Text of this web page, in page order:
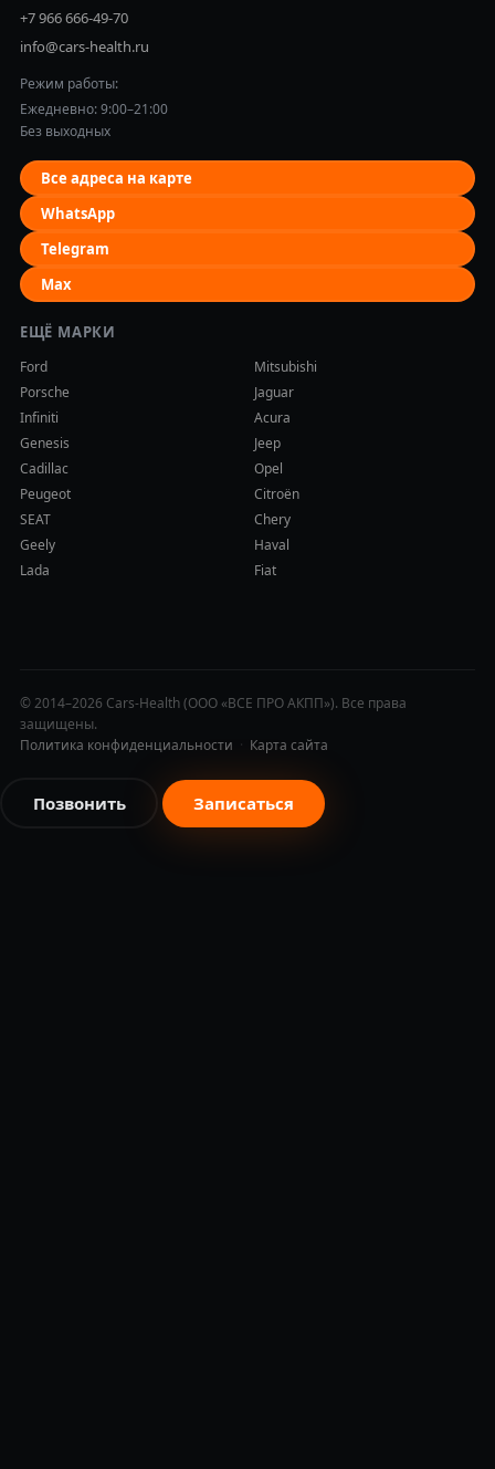
+7 966 666-49-70
info@cars-health.ru
Режим работы:
Ежедневно: 9:00–21:00
Без выходных
Все адреса на карте
WhatsApp
Telegram
Max
ЕЩЁ МАРКИ
Ford
Mitsubishi
Porsche
Jaguar
Infiniti
Acura
Genesis
Jeep
Cadillac
Opel
Peugeot
Citroën
SEAT
Chery
Geely
Haval
Lada
Fiat
© 2014–2026 Cars-Health (ООО «ВСЕ ПРО АКПП»). Все права
защищены.
Политика конфиденциальности · Карта сайта
Позвонить Записаться